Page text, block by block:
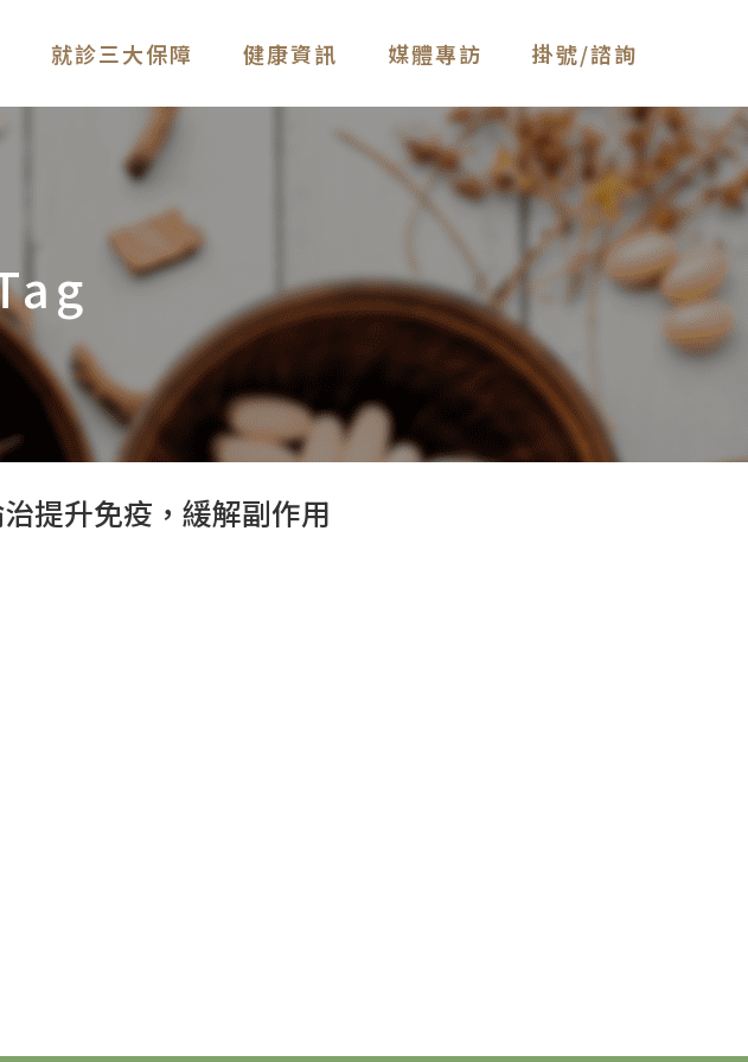
就診三大保障 健康資訊 媒體專訪 掛號/諮詢
提升免疫，緩解副作用